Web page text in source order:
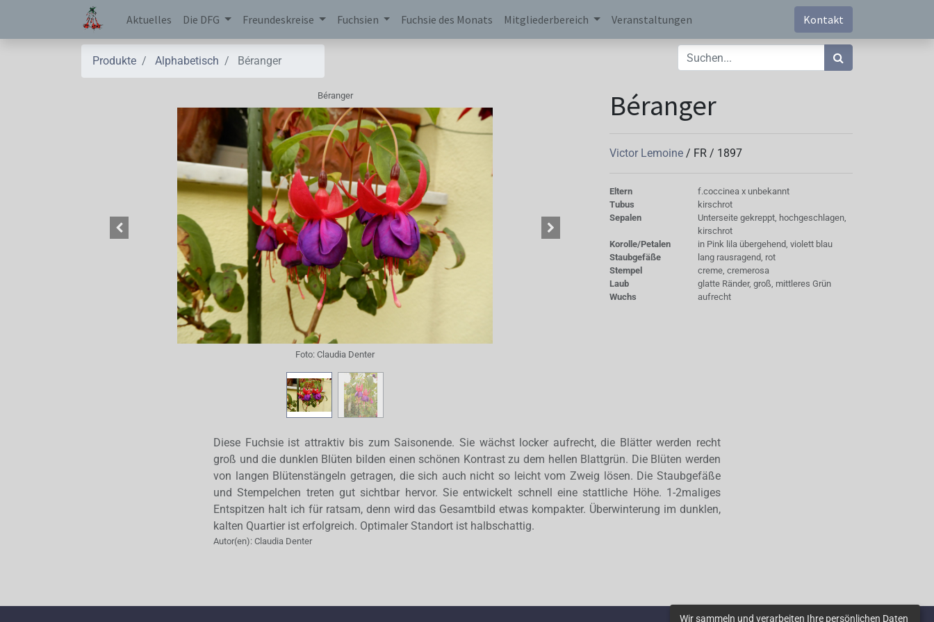
Aktuelles Die DFG Freundeskreise Fuchsien Fuchsie des Monats Mitgliederbereich Veranstaltungen Kontakt
Produkte Alphabetisch Béranger
Béranger
Foto: Claudia Denter
Béranger
Victor Lemoine / FR / 1897
Eltern
f.coccinea x unbekannt
Tubus
kirschrot
Sepalen
Unterseite gekreppt, hochgeschlagen,
kirschrot
Korolle/Petalen
in Pink lila übergehend, violett blau
Staubgefäße
lang rausragend, rot
Stempel
creme, cremerosa
Laub
glatte Ränder, groß, mittleres Grün
Wuchs
aufrecht
Diese Fuchsie ist attraktiv bis zum Saisonende. Sie wächst locker aufrecht, die Blätter werden recht
groß und die dunklen Blüten bilden einen schönen Kontrast zu dem hellen Blattgrün. Die Blüten werden
von langen Blütenstängeln getragen, die sich auch nicht so leicht vom Zweig lösen. Die Staubgefäße
und Stempelchen treten gut sichtbar hervor. Sie entwickelt schnell eine stattliche Höhe. 1-2maliges
Entspitzen halt ich für ratsam, denn wird das Gesamtbild etwas kompakter. Überwinterung im dunklen,
kalten Quartier ist erfolgreich. Optimaler Standort ist halbschattig.
Autor(en): Claudia Denter
Wir sammeln und verarbeiten Ihre persönlichen Daten